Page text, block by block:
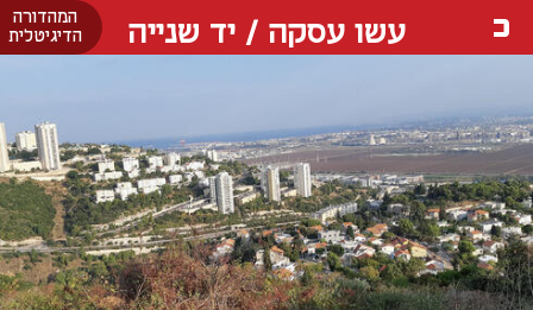
המהדורה
הדיגיטלית
עשו עסקה / יד שנייה